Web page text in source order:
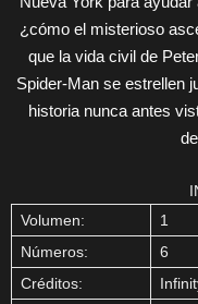
¿cómo el misterioso
que la vida civil de
Spider-Man se estrellen
historia nunca antes
Volumen:
1
Números:
6
Créditos: